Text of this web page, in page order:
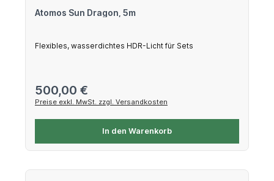
Atomos Sun Dragon, 5m
Flexibles, wasserdichtes HDR-Licht für Sets
Regulärer Preis:
500,00 €
Preise exkl. MwSt. zzgl. Versandkosten
In den Warenkorb